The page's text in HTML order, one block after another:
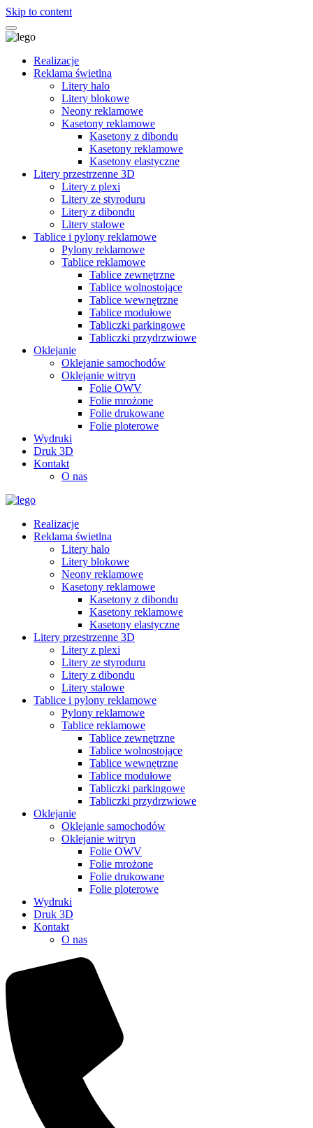
Skip to content
Realizacje
Reklama świetlna
Litery halo
Litery blokowe
Neony reklamowe
Kasetony reklamowe
Kasetony z dibondu
Kasetony reklamowe
Kasetony elastyczne
Litery przestrzenne 3D
Litery z plexi
Litery ze styroduru
Litery z dibondu
Litery stalowe
Tablice i pylony reklamowe
Pylony reklamowe
Tablice reklamowe
Tablice zewnętrzne
Tablice wolnostojące
Tablice wewnętrzne
Tablice modułowe
Tabliczki parkingowe
Tabliczki przydrzwiowe
Oklejanie
Oklejanie samochodów
Oklejanie witryn
Folie OWV
Folie mrożone
Folie drukowane
Folie ploterowe
Wydruki
Druk 3D
Kontakt
O nas
Realizacje
Reklama świetlna
Litery halo
Litery blokowe
Neony reklamowe
Kasetony reklamowe
Kasetony z dibondu
Kasetony reklamowe
Kasetony elastyczne
Litery przestrzenne 3D
Litery z plexi
Litery ze styroduru
Litery z dibondu
Litery stalowe
Tablice i pylony reklamowe
Pylony reklamowe
Tablice reklamowe
Tablice zewnętrzne
Tablice wolnostojące
Tablice wewnętrzne
Tablice modułowe
Tabliczki parkingowe
Tabliczki przydrzwiowe
Oklejanie
Oklejanie samochodów
Oklejanie witryn
Folie OWV
Folie mrożone
Folie drukowane
Folie ploterowe
Wydruki
Druk 3D
Kontakt
O nas